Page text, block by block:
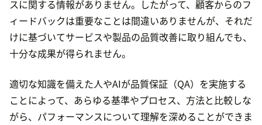
スに関する情報がありません。したがって、顧客からのフ
ィードバックは重要なことは間違いありませんが、それだ
けに基づいてサービスや製品の品質改善に取り組んでも、
十分な成果が得られません。
適切な知識を備えた人やAIが品質保証（QA）を実施する
ことによって、あらゆる基準やプロセス、方法と比較しな
がら、パフォーマンスについて理解を深めることができま